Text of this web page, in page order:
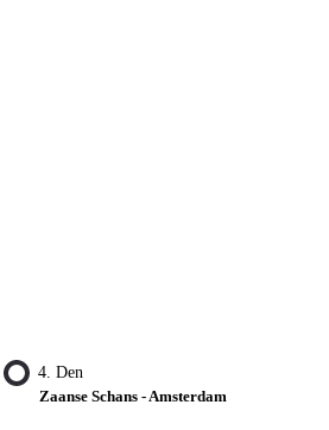
4. Den
Zaanse Schans - Amsterdam